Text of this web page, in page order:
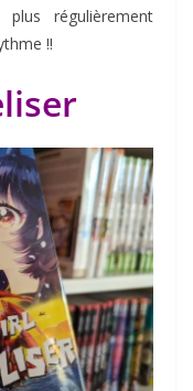
régulièrement
!!